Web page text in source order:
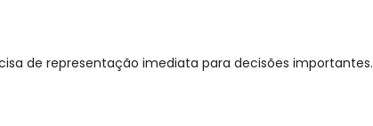
de representação imediata para decisões importantes.